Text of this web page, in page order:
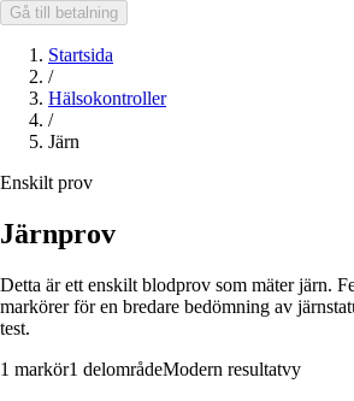
Gå till betalning
Startsida
/
Hälsokontroller
/
Järn
Enskilt prov
Järnprov
Detta är ett enskilt blodprov som mäter järn.
markörer för en bredare bedömning av
test.
1 markör1 delområdeModern resultatvy